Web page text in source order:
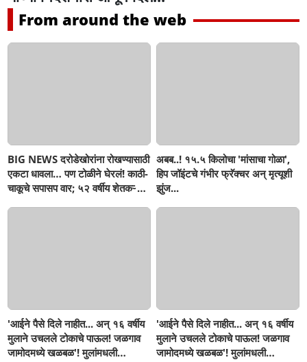
From around the web
BIG NEWS दरोडेखोरांना रोखण्यासाठी
एकटा धावला… पण टोळीने घेरलं! काठी-
चाकूचे सपासप वार; ५२ वर्षीय शेतकऱ्याचा
अबब..! १५.५ किलोचा 'मांसाचा गोळा',
हिप जॉइंटचे गंभीर फ्रॅक्चर अन् मृत्यूशी
झुंज...
'आईने पैसे दिले नाहीत... अन् १६ वर्षीय
मुलाने उचलले टोकाचे पाऊल! जळगाव
जामोदमध्ये खळबळ'! मुलांमधली
'आईने पैसे दिले नाहीत... अन् १६ वर्षीय
मुलाने उचलले टोकाचे पाऊल! जळगाव
जामोदमध्ये खळबळ'! मुलांमधली